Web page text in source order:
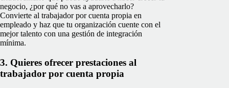
negocio, ¿por qué no vas a aprovecharlo?
Convierte al trabajador por cuenta propia en
empleado y haz que tu organización cuente con el
mejor talento con una gestión de integración
mínima.
3. Quieres ofrecer prestaciones al
trabajador por cuenta propia